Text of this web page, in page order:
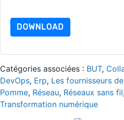
DOWNLOAD
Catégories associées : BUT,
DevOps, Erp, Les fournisseurs
Pomme, Réseau, Réseaux sans fil,
Transformation numérique